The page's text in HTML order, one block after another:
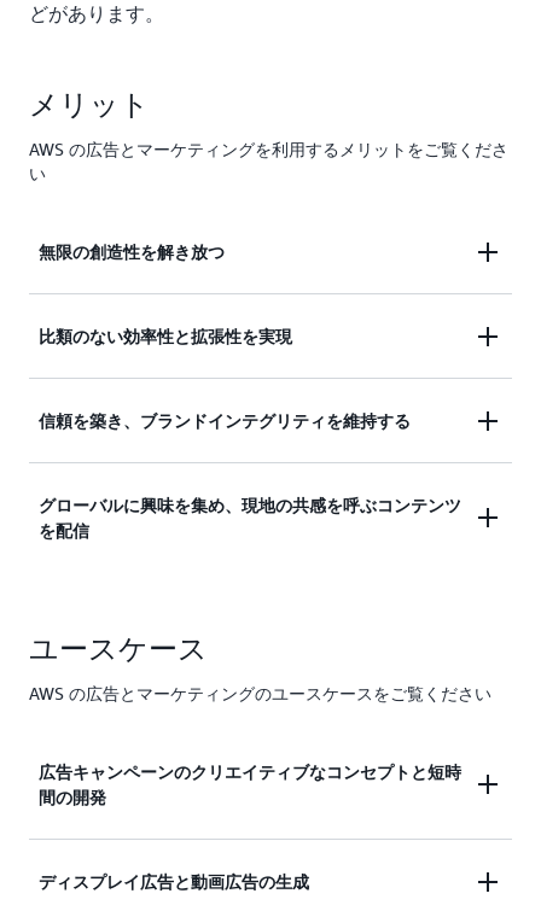
どがあります。
メリット
AWS の広告とマーケティングを利用するメリットをご覧くださ
い
無限の創造性を解き放つ
たは動画の作成を自動化できるだけでなく、クリエ
イターは可能性の限界に挑戦できるようになりま
なキャンペーンのコンセプト、ビジュアル、メッセ
ージを考案し、繰り返すことで、オーディエンスを
引き付け、ブランドの価値を向上させることができ
ます。
比類のない効率性と拡張性を実現
る必要がある場合でも、コンテンツを世界中に広め
る必要がある場合でも、Amazon Nova は比類のな
を実現します。市場投入までの時間を数週間から数
時間に短縮し、キャンペーンのニーズに応じた忠実
信頼を築き、ブランドインテグリティを維持する
質、安全性、コンプライアンスの最高水準を維持で
きるよう支援します。高度なコンテンツフィルタリ
る広告やマーケティング資料を自信を持って作成で
きます。
グローバルに興味を集め、現地の共感を呼ぶコンテンツ
を配信
のコンテンツが確実に世界中の視聴者に届きます。
ビジュアル、シーン、コピーを現地に適したものに
ユースケース
AWS の広告とマーケティングのユースケースをご覧ください
広告キャンペーンのクリエイティブなコンセプトと短時
間の開発
ブック、製品の説明、過去の広告キャンペーン、既
ディスプレイ広告と動画広告の生成